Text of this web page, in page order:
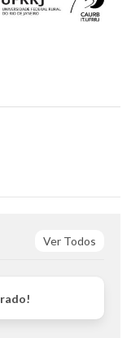
Ver Todos